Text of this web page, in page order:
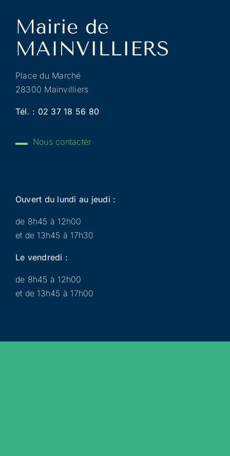
Place du Marché
28300 Mainvilliers
Tél. : 02 37 18 56 80
Nous contacter
Ouvert du lundi au jeudi :
de 8h45 à 12h00
et de 13h45 à 17h30
Le vendredi :
de 8h45 à 12h00
et de 13h45 à 17h00